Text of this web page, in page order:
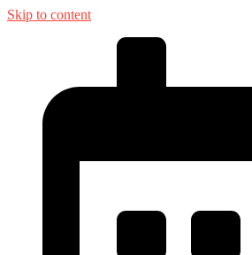
Skip to content